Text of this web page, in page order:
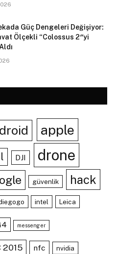
Güç Dengeleri Değişiyor:
Ölçekli “Colossus 2″yi
apple
DJI drone
güvenlik hack
intel Leica
messenger
2015 nfc nvidia